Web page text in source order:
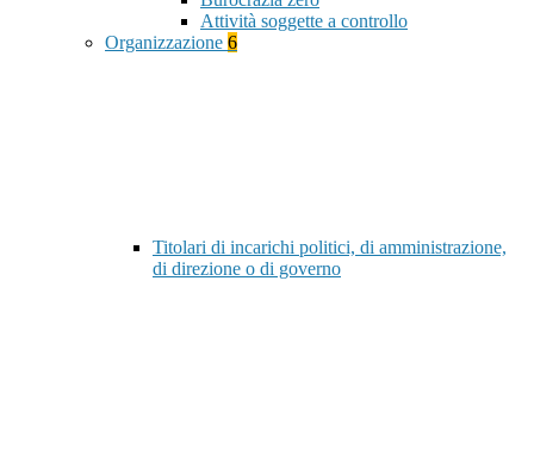
Attività soggette a controllo
Organizzazione 6
Titolari di incarichi politici, di amministrazione,
di direzione o di governo